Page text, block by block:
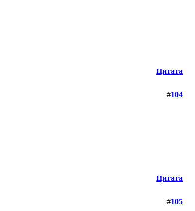
Цитата
#104
Цитата
#105